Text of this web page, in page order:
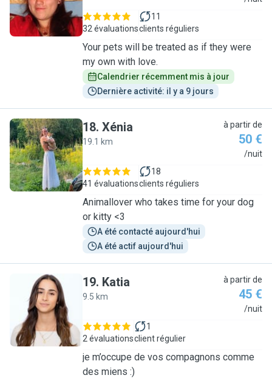
32 évaluations
11
clients réguliers
Your pets will be treated as if they were
my own with love.
Calendrier récemment mis à jour
Dernière activité: il y a 9 jours
X
18. Xénia
19.1 km
à partir de
50 €
/nuit
41 évaluations
18
clients réguliers
Animallover who takes time for your dog
or kitty <3
A été contacté aujourd'hui
A été actif aujourd'hui
K
19. Katia
9.5 km
à partir de
45 €
/nuit
2 évaluations
1
client régulier
je m’occupe de vos compagnons comme
des miens :)